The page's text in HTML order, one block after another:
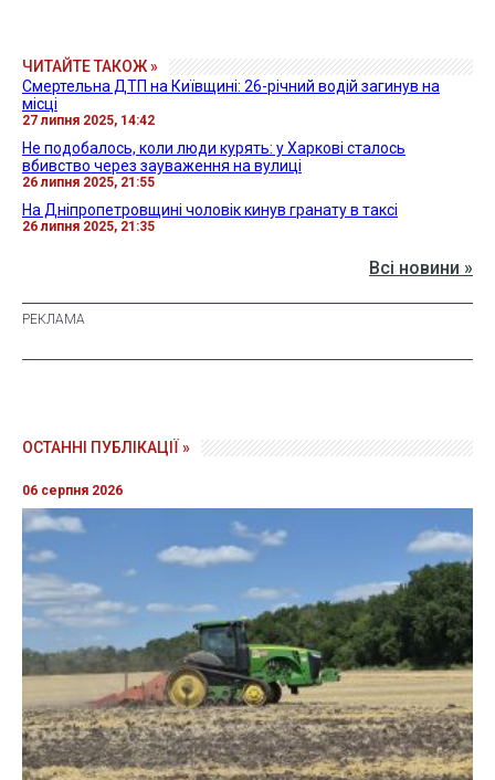
ЧИТАЙТЕ ТАКОЖ »
Смертельна ДТП на Київщині: 26-річний водій загинув на
місці
27 липня 2025, 14:42
Не подобалось, коли люди курять: у Харкові сталось
вбивство через зауваження на вулиці
26 липня 2025, 21:55
На Дніпропетровщині чоловік кинув гранату в таксі
26 липня 2025, 21:35
Всі новини »
ОСТАННІ ПУБЛІКАЦІЇ »
06 серпня 2026